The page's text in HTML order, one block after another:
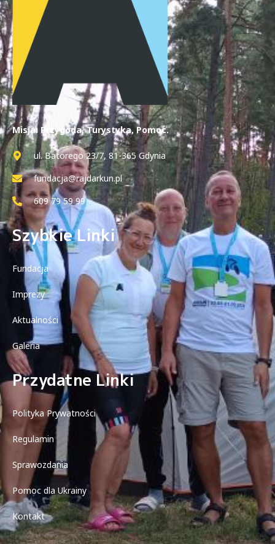
Misja: Przygoda, Turystyka, Pomoc.
ul. Batorego 23/7, 81-365 Gdynia
fundacja@rajdarkun.pl
609 79 59 99
Szybkie Linki
Fundacja
Imprezy
Aktualności
Galeria
Przydatne Linki
Polityka Prywatności
Regulamin
Sprawozdania
Pomoc dla Ukrainy
Kontakt